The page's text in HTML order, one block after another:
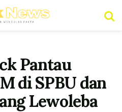
Pantau
di SPBU dan
Lewoleba